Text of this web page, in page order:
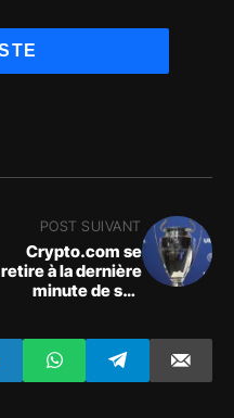
POST SUIVANT
Crypto.com se
retire à la dernière
minute de son
millions de dollars
avec l'UEFA pour
Ligue des